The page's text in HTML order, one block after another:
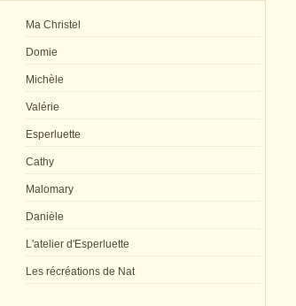
Ma Christel
Domie
Michèle
Valérie
Esperluette
Cathy
Malomary
Danièle
L'atelier d'Esperluette
Les récréations de Nat